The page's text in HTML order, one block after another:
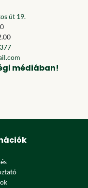
út 19.
médiában!